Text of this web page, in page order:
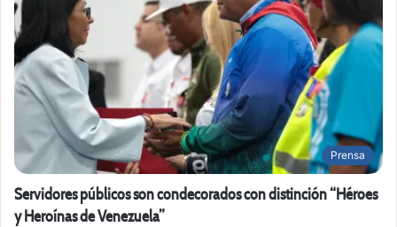
Prensa
Servidores públicos son condecorados con distinción “Héroes
y Heroínas de Venezuela”